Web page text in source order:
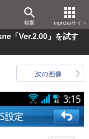
検索 Impressサイト
「Ver.2.00」を試す
次の画像